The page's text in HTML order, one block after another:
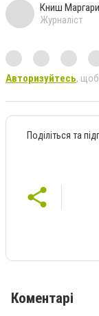
Книш
Журналіст
Авторизуйтесь, щоб
Поділіться та
Коментарі